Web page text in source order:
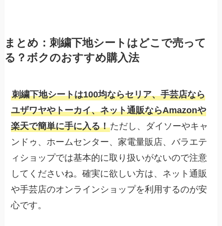
まとめ：刺繍下地シートはどこで売って
る？ボクのおすすめ購入法
刺繍下地シートは100均ならセリア、手芸店なら
ユザワヤやトーカイ、ネット通販ならAmazonや
楽天で簡単に手に入る！ただし、ダイソーやキャ
ンドゥ、ホームセンター、家電量販店、バラエテ
ィショップでは基本的に取り扱いがないので注意
してくださいね。確実に欲しい方は、ネット通販
や手芸店のオンラインショップを利用するのが安
心です。